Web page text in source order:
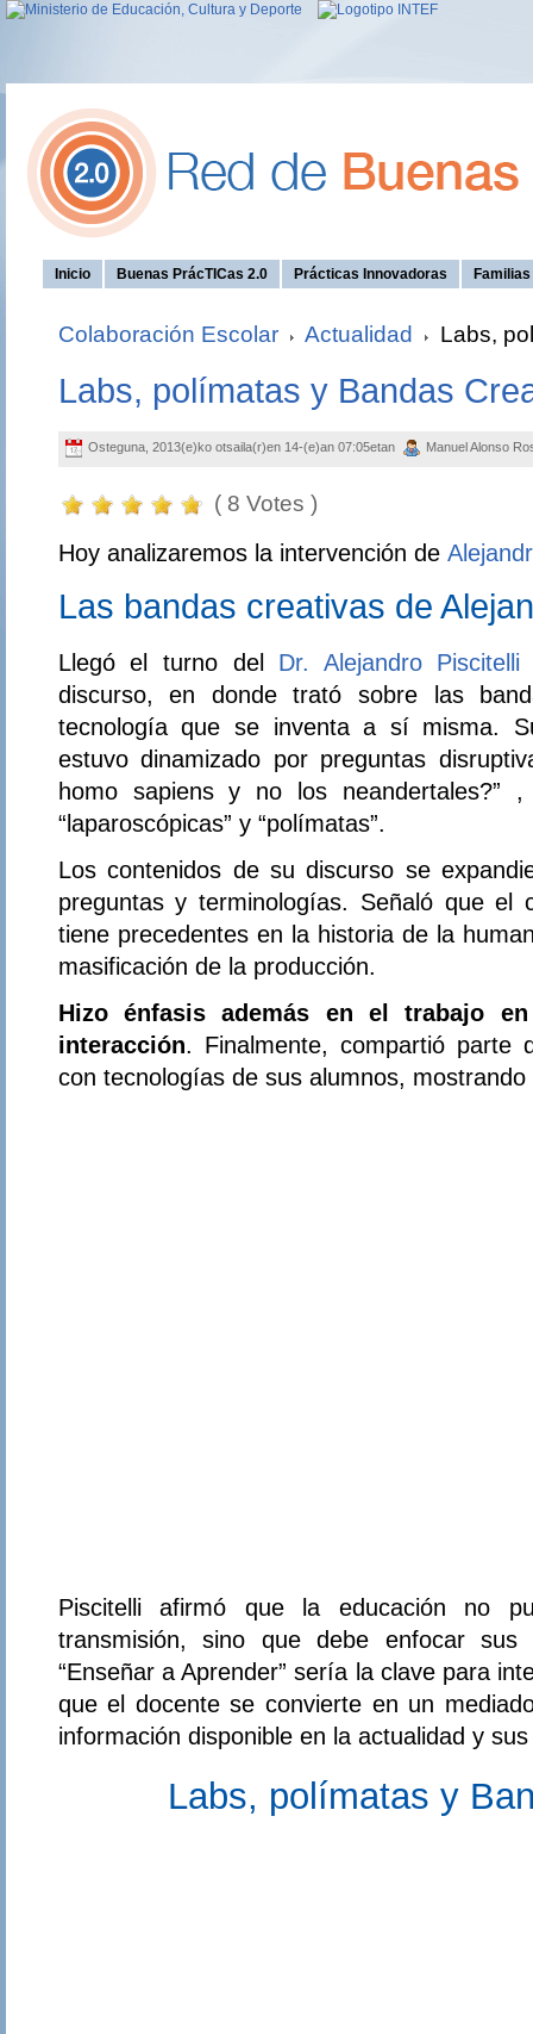
Inicio Buenas PrácTICas 2.0 Prácticas Innovadoras
Colaboración Escolar Actualidad Labs,
Labs, polímatas y Bandas
Osteguna, 2013(e)ko otsaila(r)en 14-(e)an 07:05etan Manuel Alonso
( 8 Votes )
Hoy analizaremos la intervención de
Las bandas creativas de
Llegó el turno del Dr. Alejandro
discurso, en donde trató sobre las
tecnología que se inventa a sí misma.
estuvo dinamizado por preguntas
homo sapiens y no los neandertales?”
“laparoscópicas” y “polímatas”.
Los contenidos de su discurso se
preguntas y terminologías. Señaló que el
tiene precedentes en la historia de la
masificación de la producción.
Hizo énfasis además en el trabajo
interacción. Finalmente, compartió parte
con tecnologías de sus alumnos,
Piscitelli afirmó que la educación no
transmisión, sino que debe enfocar sus
“Enseñar a Aprender” sería la clave para
que el docente se convierte en un
información disponible en la actualidad y
Labs, polímatas y